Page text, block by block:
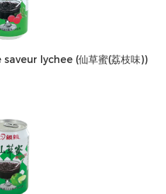
lychee (仙草蜜(荔枝味))